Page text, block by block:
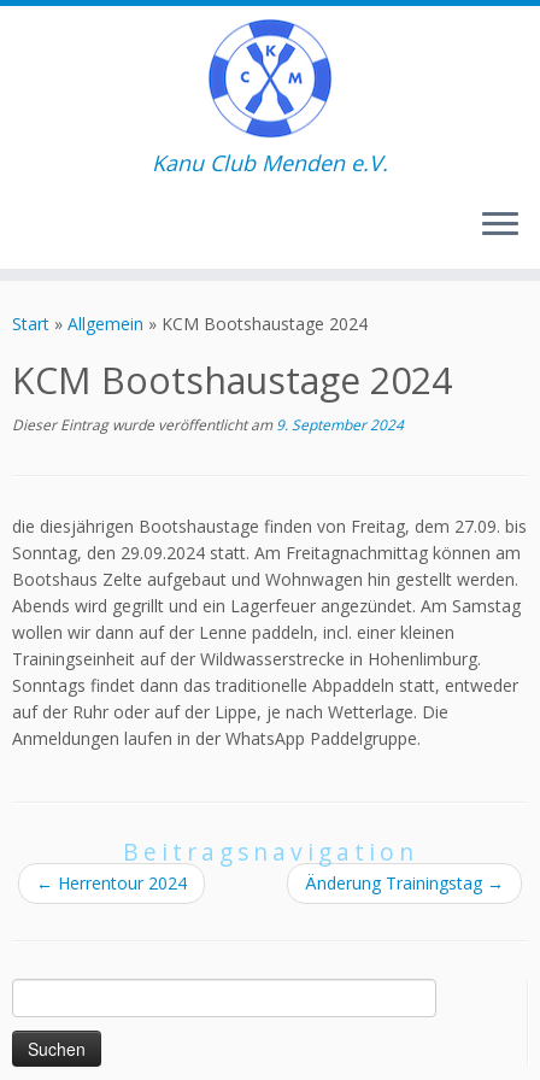
Inhalt
Kanu Club Menden e.V.
Start » Allgemein » KCM Bootshaustage 2024
KCM Bootshaustage 2024
Dieser Eintrag wurde veröffentlicht am9. September 2024
die diesjährigen Bootshaustage finden von Freitag, dem 27.09. bis
Sonntag, den 29.09.2024 statt. Am Freitagnachmittag können am
Bootshaus Zelte aufgebaut und Wohnwagen hin gestellt werden.
Abends wird gegrillt und ein Lagerfeuer angezündet. Am Samstag
wollen wir dann auf der Lenne paddeln, incl. einer kleinen
Trainingseinheit auf der Wildwasserstrecke in Hohenlimburg.
Sonntags findet dann das traditionelle Abpaddeln statt, entweder
auf der Ruhr oder auf der Lippe, je nach Wetterlage. Die
Anmeldungen laufen in der WhatsApp Paddelgruppe.
Beitragsnavigation
← Herrentour 2024 Änderung Trainingstag →
Suchen
nach: